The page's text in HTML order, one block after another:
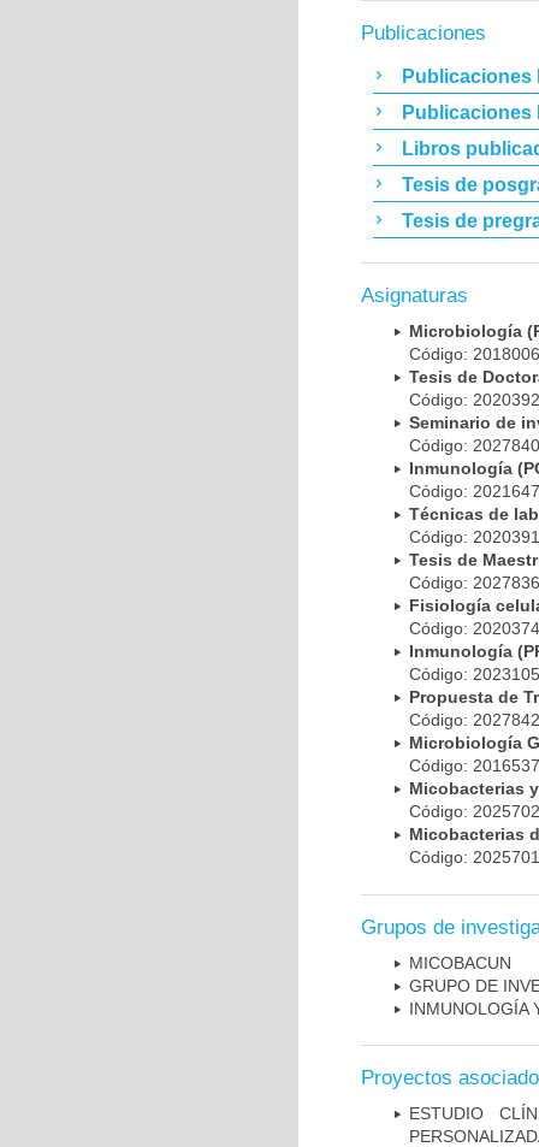
Publicaciones
Publicaciones
Publicaciones
Libros
Tesis de
Tesis de
Asignaturas
Microbiología
Código:
Tesis de
Código:
Seminario de
Código:
Inmunología
Código:
Técnicas de
Código:
Tesis de
Código:
Fisiología
Código:
Inmunología
Código:
Propuesta de
Código:
Microbiología
Código:
Micobacterias
Código:
Micobacterias
Código:
Grupos de
MICOBAC­UN
GRUPO DE
INMUNOLOGÍA
Proyectos
ESTUDIO